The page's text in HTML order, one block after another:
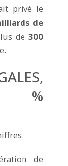
privé le
de
de 300
%
de